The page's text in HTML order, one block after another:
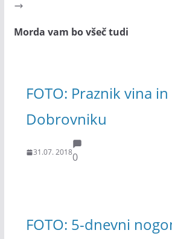
Morda vam bo všeč tudi
FOTO: Praznik vina
Dobrovniku
31.07. 20180
FOTO: 5-dnevni